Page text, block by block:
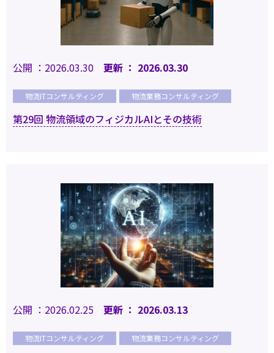
公開 ：2026.03.30 更新 ： 2026.03.30
物流ITコンサルティング 物流業務コンサルティング
第29回 物流領域のフィジカルAIとその技術
公開 ：2026.02.25 更新 ： 2026.03.13
物流ITコンサルティング 物流業務コンサルティング